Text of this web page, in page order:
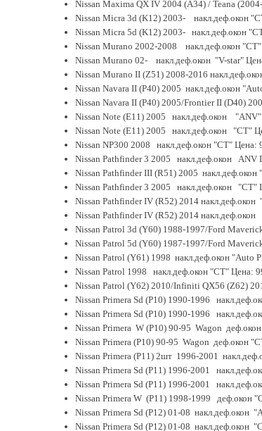
Nissan Maxima QX IV 2004 (A34) / Teana
Nissan Micra 3d (K12) 2003- накл.деф.окон
Nissan Micra 5d (K12) 2003- накл.деф.окон
Nissan Murano 2002-2008 накл.деф.окон
Nissan Murano 02- накл.деф.окон "V-star"
Nissan Murano II (Z51) 2008-2016
Nissan Navara II (P40) 2005 накл.деф.окон
Nissan Navara II (P40) 2005/Frontier II (D40)
Nissan Note (E11) 2005 накл.деф.окон
Nissan Note (E11) 2005 накл.деф.окон "CT"
Nissan NP300 2008 накл.деф.окон "CT" Цена:
Nissan Pathfinder 3 2005 накл.деф.окон ANV
Nissan Pathfinder III (R51) 2005
Nissan Pathfinder 3 2005 накл.деф.окон "CT"
Nissan Pathfinder IV (R52) 2014
Nissan Pathfinder IV (R52) 2014
Nissan Patrol 3d (Y60) 1988-1997/Ford
Nissan Patrol 5d (Y60) 1987-1997/Ford
Nissan Patrol (Y61) 1998 накл.деф.окон "Auto
Nissan Patrol 1998 накл.деф.окон "CT" Цена:
Nissan Patrol (Y62) 2010/Infiniti QX56 (Z62)
Nissan Primera Sd (P10) 1990-1996
Nissan Primera Sd (P10) 1990-1996
Nissan Primera W (P10) 90-95 Wagon
Nissan Primera (P10) 90-95 Wagon деф.окон
Nissan Primera (P11) 2шт 1996-2001
Nissan Primera Sd (P11) 1996-2001
Nissan Primera Sd (P11) 1996-2001
Nissan Primera W (P11) 1998-1999 деф.окон
Nissan Primera Sd (P12) 01-08 накл.деф.окон
Nissan Primera Sd (P12) 01-08 накл.деф.окон